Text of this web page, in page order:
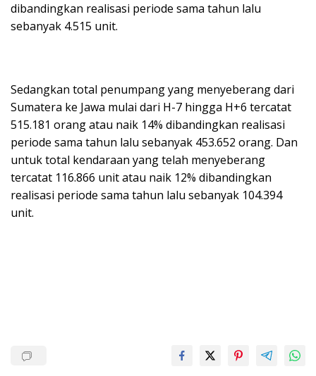
dibandingkan realisasi periode sama tahun lalu
sebanyak 4.515 unit.
Sedangkan total penumpang yang menyeberang dari
Sumatera ke Jawa mulai dari H-7 hingga H+6 tercatat
515.181 orang atau naik 14% dibandingkan realisasi
periode sama tahun lalu sebanyak 453.652 orang. Dan
untuk total kendaraan yang telah menyeberang
tercatat 116.866 unit atau naik 12% dibandingkan
realisasi periode sama tahun lalu sebanyak 104.394
unit.